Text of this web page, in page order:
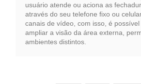
usuário atende ou aciona as
através do seu telefone fixo ou
canais de vídeo, com isso, é
ampliar a visão da área externa,
ambientes distintos.